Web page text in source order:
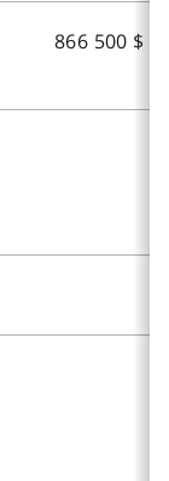
866 500 $